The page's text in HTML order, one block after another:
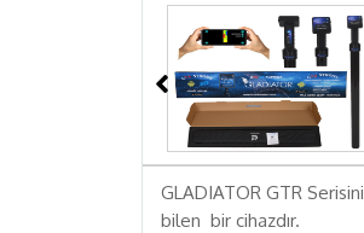
GLADIATOR GTR
bilen bir cihazdır.